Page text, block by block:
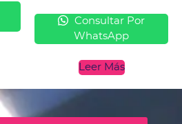
Consultar Por
WhatsApp
Leer Más